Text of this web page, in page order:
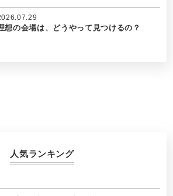
想の会場は、どうやって見つけるの？
人気ランキング